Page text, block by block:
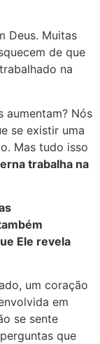
Deus. Muitas
de que
na
aumentam? Nós
se existir uma
Mas tudo isso
trabalha na
Ele revela
um coração
em
se sente
que